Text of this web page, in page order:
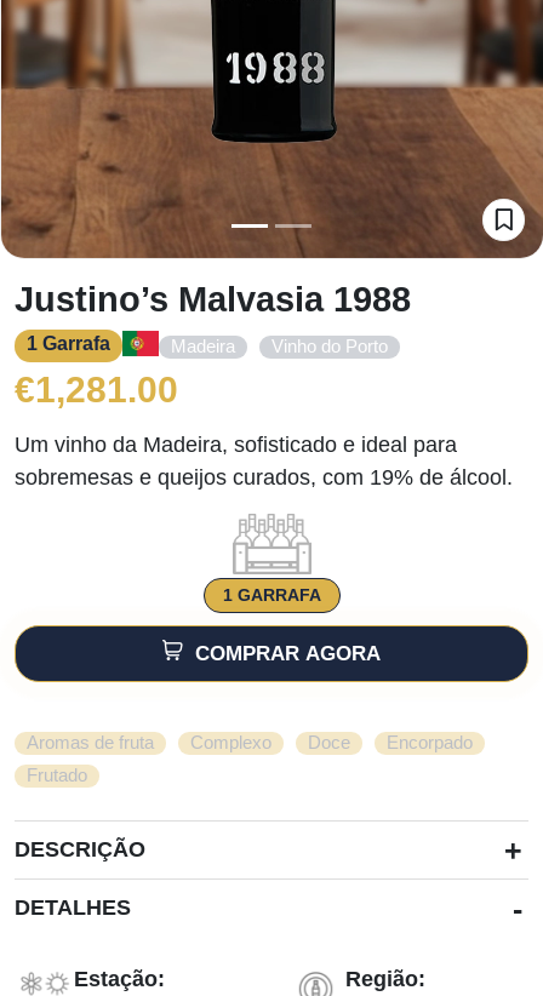
Justino’s Malvasia 1988
1 Garrafa Madeira Vinho do Porto
€1,281.00
Um vinho da Madeira, sofisticado e ideal para
sobremesas e queijos curados, com 19% de álcool.
1 GARRAFA
COMPRAR AGORA
Aromas de fruta Complexo Doce Encorpado
Frutado
DESCRIÇÃO +
DETALHES -
Estação:
Região: